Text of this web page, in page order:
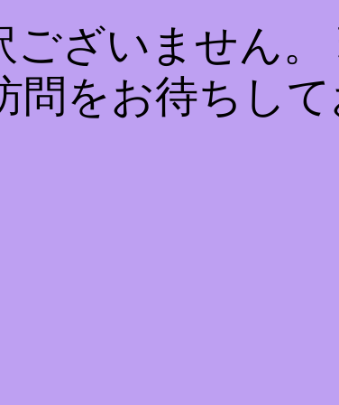
ざいません
をお待ちして